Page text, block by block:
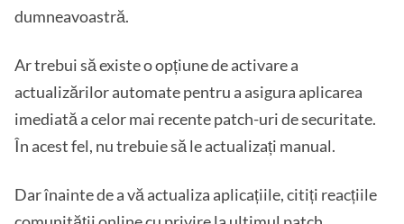
dumneavoastră.
Ar trebui să existe o opțiune de activare a
actualizărilor automate pentru a asigura aplicarea
imediată a celor mai recente patch-uri de securitate.
În acest fel, nu trebuie să le actualizați manual.
Dar înainte de a vă actualiza aplicațiile, citiți reacțiile